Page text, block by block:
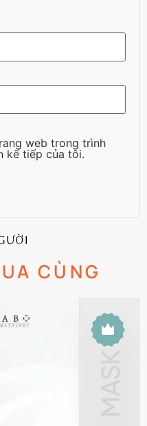
web trong trình
kế tiếp của tôi.
CÙNG